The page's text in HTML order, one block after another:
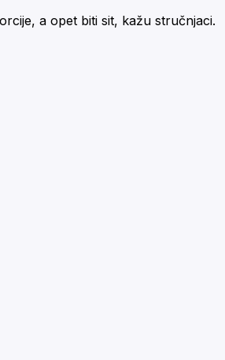
a opet biti sit, kažu stručnjaci.